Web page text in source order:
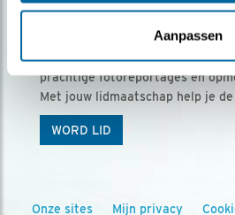
Aanpassen
Ontvang 5 x Vogels voor
Vogels is het tijdschrift voor
prachtige fotoreportages en
Met jouw lidmaatschap help je
WORD LID
Onze sites Mijn privacy